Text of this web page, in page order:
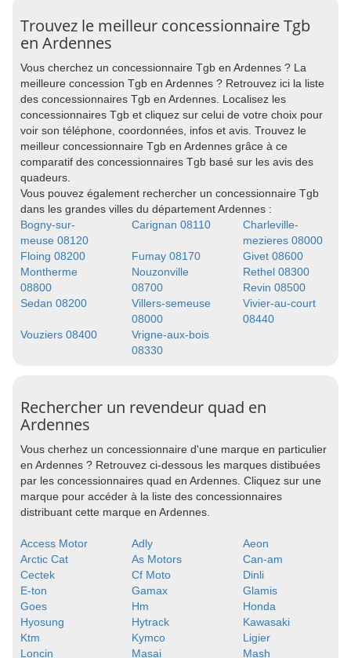
Trouvez le meilleur concessionnaire Tgb
en Ardennes
Vous cherchez un concessionnaire Tgb en Ardennes ? La
meilleure concession Tgb en Ardennes ? Retrouvez ici la liste
des concessionnaires Tgb en Ardennes. Localisez les
concessionnaires Tgb et cliquez sur celui de votre choix pour
voir son téléphone, coordonnées, infos et avis. Trouvez le
meilleur concessionnaire Tgb en Ardennes grâce à ce
comparatif des concessionnaires Tgb basé sur les avis des
quadeurs.
Vous pouvez également rechercher un concessionnaire Tgb
dans les grandes villes du département Ardennes :
Bogny-sur-
meuse 08120
Carignan 08110
Charleville-
mezieres 08000
Floing 08200
Fumay 08170
Givet 08600
Montherme
08800
Nouzonville
08700
Rethel 08300
Revin 08500
Sedan 08200
Villers-semeuse
08000
Vivier-au-court
08440
Vouziers 08400
Vrigne-aux-bois
08330
Rechercher un revendeur quad en
Ardennes
Vous cherhez un concessionnaire d'une marque en particulier
en Ardennes ? Retrouvez ci-dessous les marques distibuées
par les concessionnaires quad en Ardennes. Cliquez sur une
marque pour accéder à la liste des concessionnaires
distribuant cette marque en Ardennes.
Access Motor Adly
Aeon
Arctic Cat
As Motors
Can-am
Cectek
Cf Moto
Dinli
E-ton
Gamax
Glamis
Goes
Hm
Honda
Hyosung
Hytrack
Kawasaki
Ktm
Kymco
Ligier
Loncin
Masai Mash